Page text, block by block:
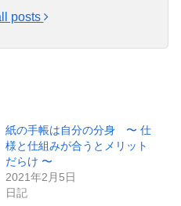
posts
紙の手帳は自分の分身 〜 仕
様と仕組みが合うとメリット
だらけ 〜
2021年2月5日
日記